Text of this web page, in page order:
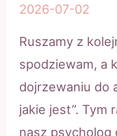
2026-07-02
Ruszamy z
spodziewam, a
dojrzewaniu do
jakie jest”. Tym
nasz psycholog